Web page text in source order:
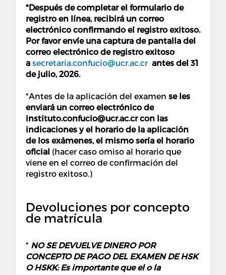
*Después de completar el formulario de
registro en línea, recibirá un correo
electrónico confirmando el registro exitoso.
Por favor envíe una captura de pantalla del
correo electrónico de registro exitoso
a secretaria.confucio@ucr.ac.cr antes del 31
de julio, 2026.
*Antes de la aplicación del examen se les
enviará un correo electrónico de
instituto.confucio@ucr.ac.cr con las
indicaciones y el horario de la aplicación
de los exámenes, el mismo sería el horario
oficial (hacer caso omiso al horario que
viene en el correo de confirmación del
registro exitoso.)
Devoluciones por concepto
de matrícula
* NO SE DEVUELVE DINERO POR
CONCEPTO DE PAGO DEL EXAMEN DE HSK
O HSKK: Es importante que el o la